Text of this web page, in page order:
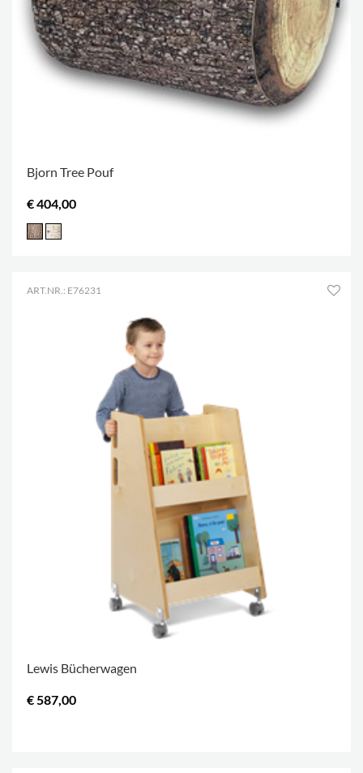
Bjorn Tree Pouf
€ 404,00
ART.NR.: E76231
Lewis Bücherwagen
€ 587,00